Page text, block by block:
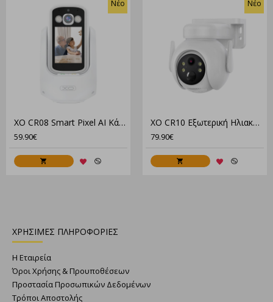
Νέο
XO CR08 Smart Pixel AI Κάμερα Με Αμφίδρομη Επικοινωνία 200W
59.90€
Νέο
XO CR10 Εξωτερική Ηλιακή Έγχρωμη Κάμερα Με Νυχτερινή Λειτουργία 300W WiFi
79.90€
ΧΡΗΣΙΜΕΣ ΠΛΗΡΟΦΟΡΙΕΣ
Η Εταιρεία
Όροι Χρήσης & Προυποθέσεων
Προστασία Προσωπικών Δεδομένων
Τρόποι Αποστολής